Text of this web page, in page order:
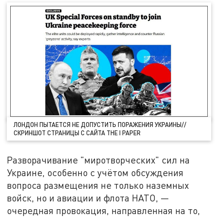
ЛОНДОН ПЫТАЕТСЯ НЕ ДОПУСТИТЬ ПОРАЖЕНИЯ УКРАИНЫ//
СКРИНШОТ СТРАНИЦЫ С САЙТА THE I PAPER
Разворачивание "миротворческих" сил на
Украине, особенно с учётом обсуждения
вопроса размещения не только наземных
войск, но и авиации и флота НАТО, —
очередная провокация, направленная на то,